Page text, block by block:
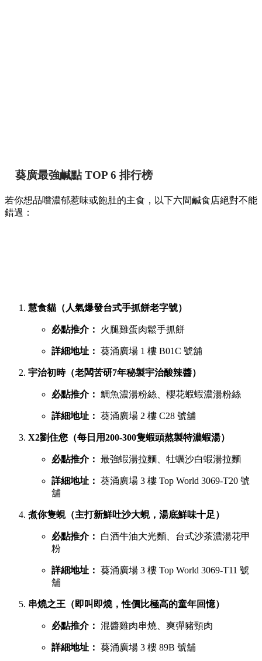
葵廣最強鹹點 TOP 6 排行榜
若你想品嚐濃郁惹味或飽肚的主食，以下六間鹹食店絕對不能
錯過：
慧食貓（人氣爆發台式手抓餅老字號）
必點推介： 火腿雞蛋肉鬆手抓餅
詳細地址： 葵涌廣場 1 樓 B01C 號舖
宇治初時（老闆苦研7年秘製宇治酸辣醬）
必點推介： 鯛魚濃湯粉絲、櫻花蝦蝦濃湯粉絲
詳細地址： 葵涌廣場 2 樓 C28 號舖
X2劉住您（每日用200-300隻蝦頭熬製特濃蝦湯）
必點推介： 最強蝦湯拉麵、牡蠣沙白蝦湯拉麵
詳細地址： 葵涌廣場 3 樓 Top World 3069-T20 號
舖
煮你隻蜆（主打新鮮吐沙大蜆，湯底鮮味十足）
必點推介：
白酒牛油大光麵、台式沙茶濃湯花甲
粉
詳細地址： 葵涌廣場 3 樓 Top World 3069-T11 號
舖
串燒之王（即叫即燒，性價比極高的童年回憶）
必點推介： 混醬雞肉串燒、爽彈豬頸肉
詳細地址： 葵涌廣場 3 樓 89B 號舖